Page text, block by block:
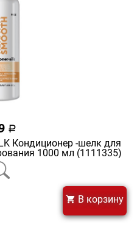
a
Кондиционер -шелк для
1000 мл (1111335)
В корзину